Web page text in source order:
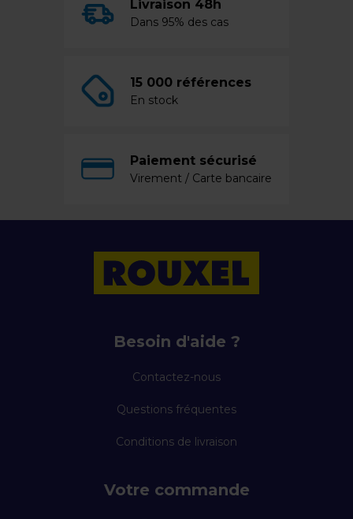
Livraison 48h
Dans 95% des cas
15 000 références
En stock
Paiement sécurisé
Virement / Carte bancaire
Besoin d'aide ?
Contactez-nous
Questions fréquentes
Conditions de livraison
Votre commande